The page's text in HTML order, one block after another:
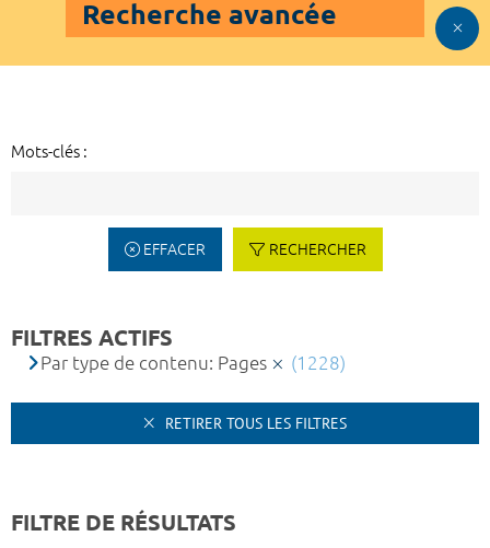
Recherche avancée
Mots-clés :
EFFACER RECHERCHER
FILTRES ACTIFS
Par type de contenu: Pages (1228)
RETIRER TOUS LES FILTRES
FILTRE DE RÉSULTATS